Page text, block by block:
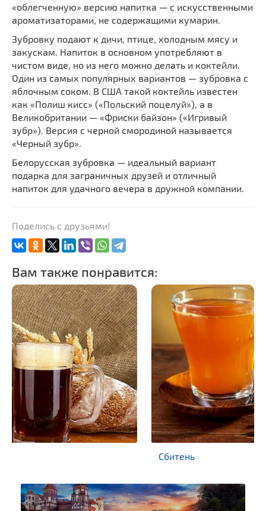
«облегченную» версию напитка — с искусственными
ароматизаторами, не содержащими кумарин.
Зубровку подают к дичи, птице, холодным мясу и
закускам. Напиток в основном употребляют в
чистом виде, но из него можно делать и коктейли.
Один из самых популярных вариантов — зубровка с
яблочным соком. В США такой коктейль известен
как «Полиш кисс» («Польский поцелуй»), а в
Великобритании — «Фриски байзон» («Игривый
зубр»). Версия с черной смородиной называется
«Черный зубр».
Белорусская зубровка — идеальный вариант
подарка для заграничных друзей и отличный
напиток для удачного вечера в дружной компании.
Поделись с друзьями!
Вам также понравится: